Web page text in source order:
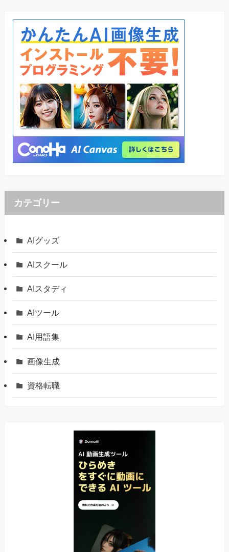
カテゴリー
AIグッズ
AIスクール
AIスタディ
AIツール
AI用語集
画像生成
資格転職